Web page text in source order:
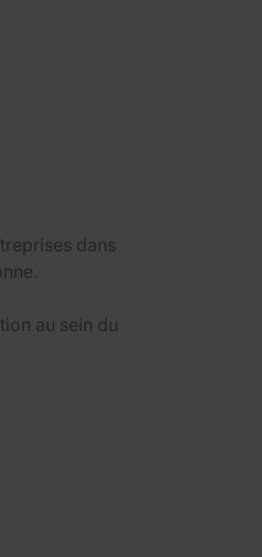
dans
au sein du